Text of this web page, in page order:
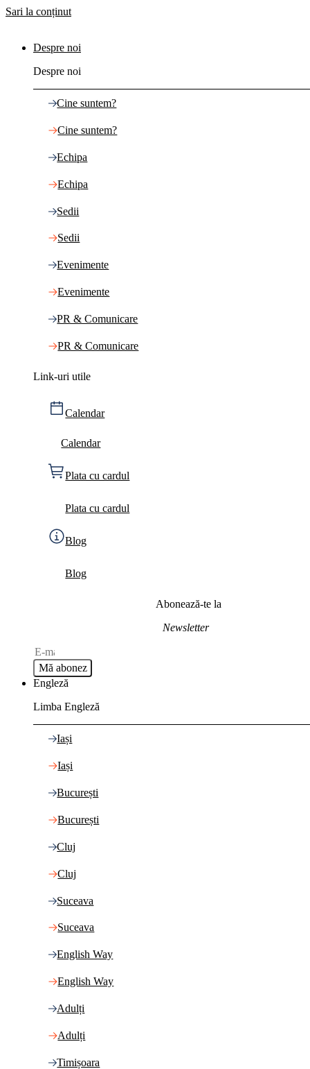
Sari la conținut
Despre noi
Despre noi
Cine suntem?
Cine suntem?
Echipa
Echipa
Sedii
Sedii
Evenimente
Evenimente
PR & Comunicare
PR & Comunicare
Link-uri utile
Calendar
Calendar
Plata cu cardul
Plata cu cardul
Blog
Blog
Abonează-te la
Newsletter
Mă abonez
Engleză
Limba Engleză
Iași
Iași
București
București
Cluj
Cluj
Suceava
Suceava
English Way
English Way
Adulți
Adulți
Timișoara